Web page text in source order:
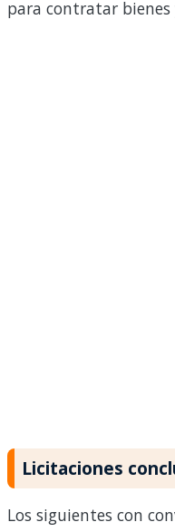
para contratar bienes
Licitaciones
Los siguientes con